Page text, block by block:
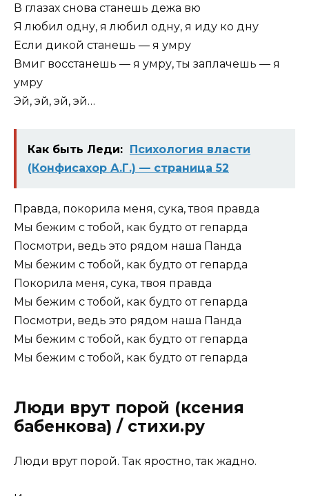
В глазах снова станешь дежа вю
Я любил одну, я любил одну, я иду ко дну
Если дикой станешь — я умру
Вмиг восстанешь — я умру, ты заплачешь — я
умру
Эй, эй, эй, эй…
Как быть Леди: Психология власти
(Конфисахор А.Г.) — страница 52
Правда, покорила меня, сука, твоя правда
Мы бежим с тобой, как будто от гепарда
Посмотри, ведь это рядом наша Панда
Мы бежим с тобой, как будто от гепарда
Покорила меня, сука, твоя правда
Мы бежим с тобой, как будто от гепарда
Посмотри, ведь это рядом наша Панда
Мы бежим с тобой, как будто от гепарда
Мы бежим с тобой, как будто от гепарда
Люди врут порой (ксения
бабенкова) / стихи.ру
Люди врут порой. Так яростно, так жадно.